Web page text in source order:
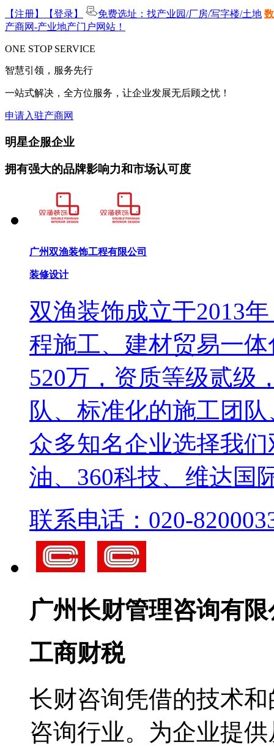
【注册】 【登录】 免费选址：找产业园/厂房/写字楼/土地
产商网-产业地产门户网站！
ONE STOP SERVICE
智慧引领，服务先行
一站式解决，全方位服务，让企业发展无后顾之忧！
申请入驻产商网
明星企服企业
拥有强大的品牌影响力和市场认可度
广州双渔装饰工程有限公司
装修设计
双渔装饰成立于2013
程施工、建材贸易一
520万，资质等级贰级
队、标准化的施工团
众多知名企业选择我
油、360科技、维达国
联系电话：020-
广州长财管理咨询有
工商财税
长财咨询凭借的技术
咨询行业。为企业提